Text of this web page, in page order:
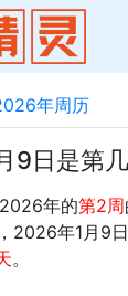
年周历
9日是第
年的第2周
2026年1月9
。